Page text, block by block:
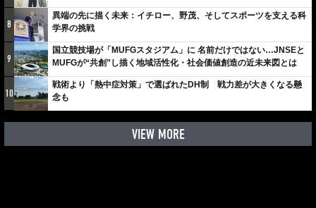
しみでしかないでしょ。川崎は、ずっと成長曲線だから」
8
異端の先に描く未来：イチロー、野茂、そしてスポーツを支える科
学界の挑戦
9
国立競技場が「MUFGスタジアム」に 名前だけではない…JNSEと
MUFGが“共創”し描く地域活性化・社会価値創造の近未来図とは
10
戦術より「熱中症対策」で選ばれたDH制 戦力差が大きくなる懸
念も
VIEW MORE